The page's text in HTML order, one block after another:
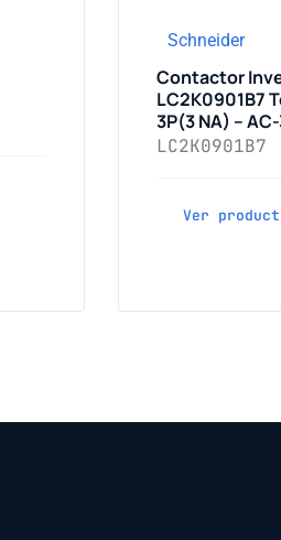
Schneider
Contactor
LC2K0901B7
3P(3 NA) –
LC2K0901B7
Ver